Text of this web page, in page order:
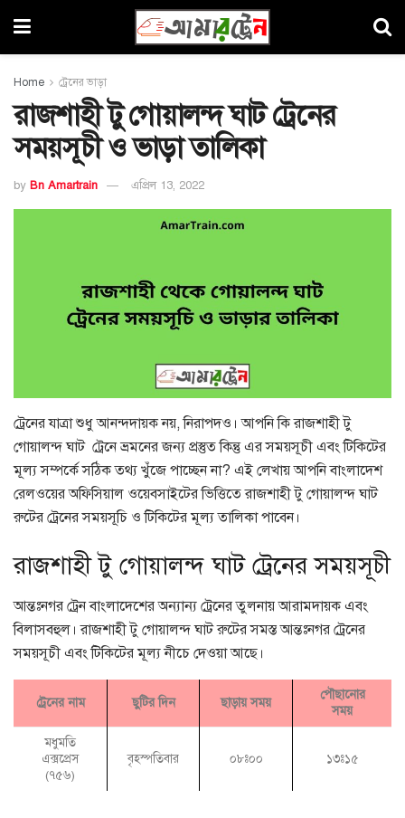
Home ট্রেনের ভাড়া
রাজশাহী টু গোয়ালন্দ ঘাট ট্রেনের
সময়সূচী ও ভাড়া তালিকা
by Bn Amartrain এপ্রিল 13, 2022
ট্রেনের যাত্রা শুধু আনন্দদায়ক নয়, নিরাপদও। আপনি কি রাজশাহী টু
গোয়ালন্দ ঘাট ট্রেনে ভ্রমনের জন্য প্রস্তুত কিন্তু এর সময়সূচী এবং টিকিটের
মূল্য সম্পর্কে সঠিক তথ্য খুঁজে পাচ্ছেন না? এই লেখায় আপনি বাংলাদেশ
রেলওয়ের অফিসিয়াল ওয়েবসাইটের ভিত্তিতে রাজশাহী টু গোয়ালন্দ ঘাট
রুটের ট্রেনের সময়সূচি ও টিকিটের মূল্য তালিকা পাবেন।
রাজশাহী টু গোয়ালন্দ ঘাট ট্রেনের সময়সূচী
আন্তঃনগর ট্রেন বাংলাদেশের অন্যান্য ট্রেনের তুলনায় আরামদায়ক এবং
বিলাসবহুল। রাজশাহী টু গোয়ালন্দ ঘাট রুটের সমস্ত আন্তঃনগর ট্রেনের
সময়সূচী এবং টিকিটের মূল্য নীচে দেওয়া আছে।
ট্রেনের নাম ছুটির দিন ছাড়ায় সময়
পৌছানোর
সময়
মধুমতি
এক্সপ্রেস
(৭৫৬)
বৃহস্পতিবার ০৮ঃ০০ ১৩ঃ১৫